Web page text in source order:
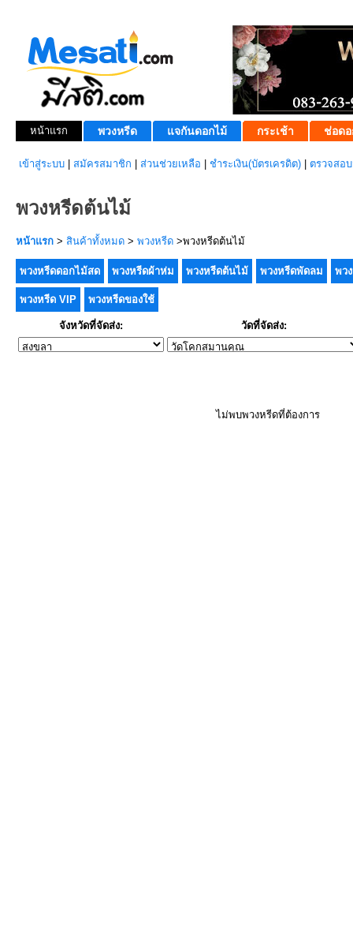
หน้าแรก พวงหรีด แจกันดอกไม้ กระเช้า ช่อดอ
เข้าสู่ระบบ สมัครสมาชิก ส่วนช่วยเหลือ ชำระเงิน(บัตรเครดิต) ตรวจสอ
พวงหรีดต้นไม้
หน้าแรก > สินค้าทั้งหมด > พวงหรีด >พวงหรีดต้นไม้
พวงหรีดดอกไม้สด พวงหรีดผ้าห่ม พวงหรีดต้นไม้ พวงหรีดพัดลม พว
พวงหรีด VIP พวงหรีดของใช้
จังหวัดที่จัดส่ง: วัดที่จัดส่ง:
ไม่พบพวงหรีดที่ต้องการ